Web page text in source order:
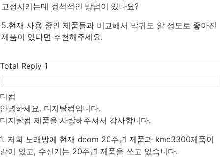
고정시키는데 정석적인 방법이 있나요?
5.현재 사용 중인 제품들과 비교해서 막귀도 알 정도로 좋아진
제품이 있다면 추천해주세요.
Total Reply 1
디컴
안녕하세요. 디지탈컴입니다.
디지탈컴 제품을 사랑해주셔서 감사합니다.
1. 저희 노래방에 현재 dcom 20주년 제품과 kmc3300제품이
같이 있고, 수신기는 20주년 제품을 쓰고 있습니다.